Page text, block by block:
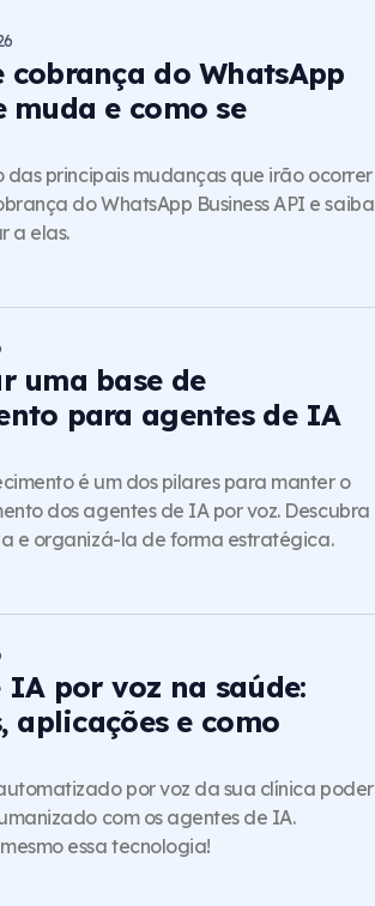
cobrança do WhatsApp
muda e como se
das principais mudanças que irão ocorrer
do WhatsApp Business API e saiba
a elas.
uma base de
para agentes de IA
é um dos pilares para manter o
dos agentes de IA por voz. Descubra
e organizá-la de forma estratégica.
IA por voz na saúde:
aplicações e como
por voz da sua clínica poder
com os agentes de IA.
essa tecnologia!